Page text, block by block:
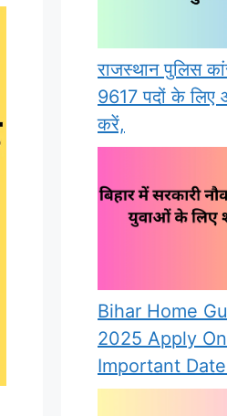
राजस्थान पुलिस
9617 पदों के
करें,
Bihar Home
2025 Apply
Important